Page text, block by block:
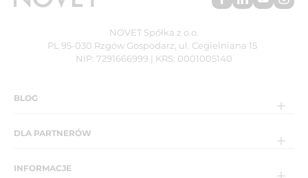
NOVET Spółka z o.o.
PL 95-030 Rzgów Gospodarz, ul. Cegielniana 15
NIP: 7291666999 | KRS: 0001005140
BLOG
DLA PARTNERÓW
INFORMACJE